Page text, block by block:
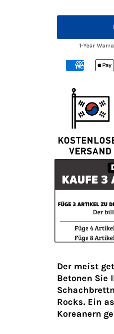
1-Year
Der meist
Betonen Sie
Rocks. Ein
Koreanern